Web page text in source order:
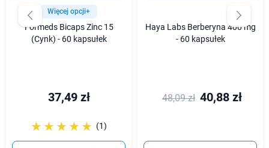
Więcej opcji+
Formeds Bicaps Zinc 15
(Cynk) - 60 kapsułek
37,49 zł
☆☆☆☆☆
★★★★★ (1)
Haya Labs Berberyna 400 mg
- 60 kapsułek
48,09 zł 40,88 zł